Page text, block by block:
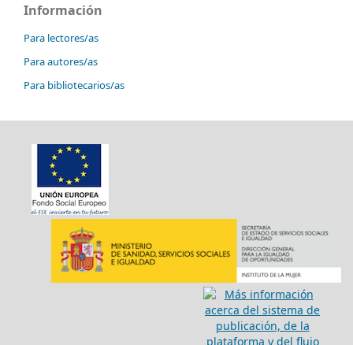
Información
Para lectores/as
Para autores/as
Para bibliotecarios/as